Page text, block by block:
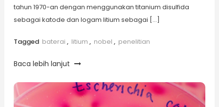
tahun 1970-an dengan menggunakan titanium disulfida
sebagai katode dan logam litium sebagai […]
Tagged baterai , litium , nobel , penelitian
Baca lebih lanjut